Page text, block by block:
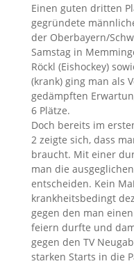
Einen guten dritten
gegründete
der Oberbayern/
Samstag in
Röckl (Eishockey)
(krank) ging man als
gedämpften
6 Plätze.
Doch bereits im
2 zeigte sich, dass
braucht. Mit einer
man die
entscheiden. Kein
krankheitsbedingt
gegen den man
feiern durfte und
gegen den TV
starken Starts in die